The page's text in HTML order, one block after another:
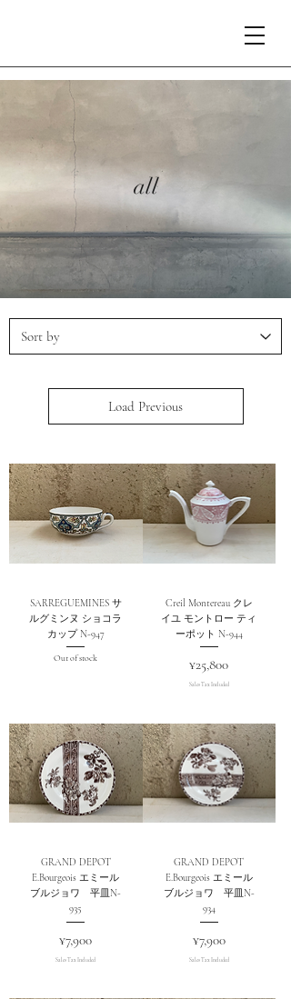
all
Load Previous
SARREGUEMINES サ
ルグミンヌ ショコラ
カップ N-947
Out of stock
Creil Montereau クレ
イユ モントロー ティ
ーポット N-944
Price
¥25,800
Sales Tax Included
GRAND DEPOT
E.Bourgeois エミール
ブルジョワ 平皿N-
935
Price
¥7,900
Sales Tax Included
GRAND DEPOT
E.Bourgeois エミール
ブルジョワ 平皿N-
934
Price
¥7,900
Sales Tax Included